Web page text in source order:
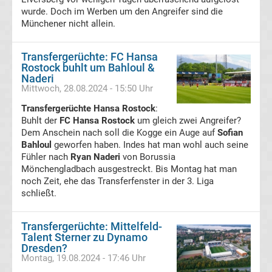
Italien
Spanien
Top-
Aktuell
Bundesliga
Tabelle
Ergebnisse
2.
wurde. Doch im Werben um den Angreifer sind die
Münchener nicht allein.
Transfergerüchte: FC Hansa
Rostock buhlt um Bahloul &
Naderi
Mittwoch, 28.08.2024 - 15:50 Uhr
Transfergerüchte Hansa Rostock:
Buhlt der FC Hansa Rostock um gleich zwei Angreifer?
Dem Anschein nach soll die Kogge ein Auge aufSofian
Bahloul geworfen haben. Indes hat man wohl auch seine
Fühler nach Ryan Naderi von Borussia
Mönchengladbach ausgestreckt. Bis Montag hat man
noch Zeit, ehe das Transferfenster in der 3. Liga
schließt.
Transfergerüchte: Mittelfeld-
Talent Sterner zu Dynamo
Dresden?
Montag, 19.08.2024 - 17:46 Uhr